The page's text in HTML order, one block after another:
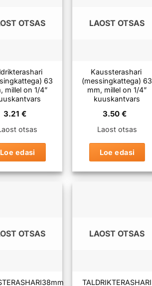
OTSAS
63
millel on 1/4”
3.21€
otsas
Loe edasi
LAOST OTSAS
Kaussterashari
(messingkattega) 63
mm, millel on 1/4”
kuuskantvars
3.50 €
Laost otsas
Loe edasi
OTSAS LAOST OTSAS
TALDRIKTERASHARI